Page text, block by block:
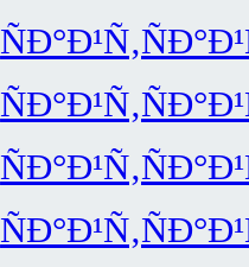
ÑÐ°Ð¹Ñ‚
ÑÐ°Ð¹Ñ‚
ÑÐ°Ð¹Ñ‚
ÑÐ°Ð¹Ñ‚